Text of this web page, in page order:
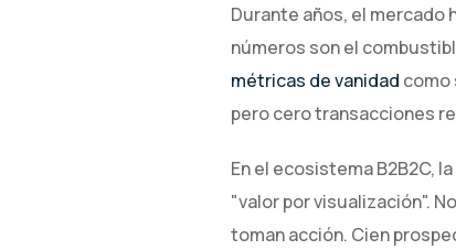
Durante años, el mercado
números son el
métricas de vanidad como
pero cero transacciones
En el ecosistema B2B2C,
"valor por visualización".
toman acción. Cien